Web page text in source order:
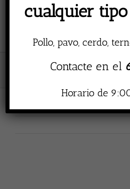
cualquier
Pollo, pavo, cerdo,
Contacte en el
Horario de